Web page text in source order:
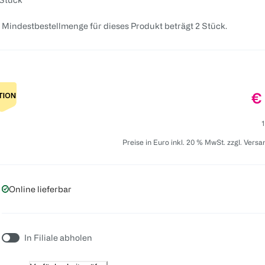
Mindestbestellmenge für dieses Produkt beträgt 2 Stück.
€
Preise in Euro inkl. 20 % MwSt. zzgl.
Online lieferbar
In Filiale abholen